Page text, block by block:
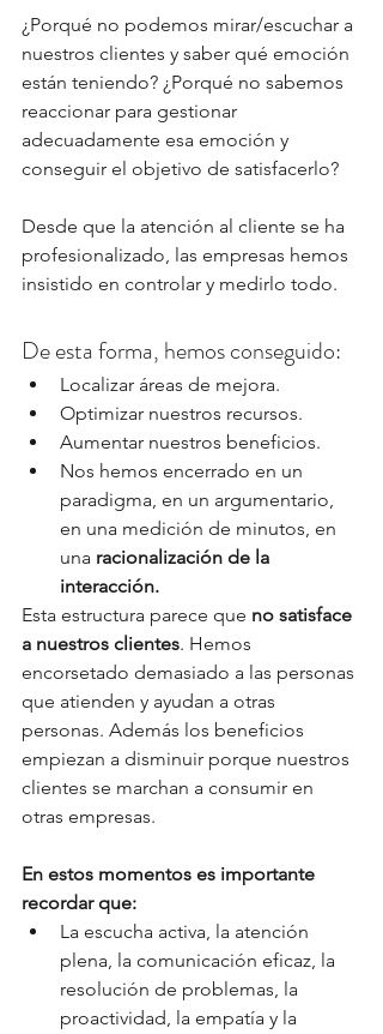
¿Porqué no podemos mirar/escuchar a
nuestros clientes y saber qué emoción
están teniendo? ¿Porqué no sabemos
reaccionar para gestionar
adecuadamente esa emoción y
conseguir el objetivo de satisfacerlo?
Desde que la atención al cliente se ha
profesionalizado, las empresas hemos
insistido en controlar y medirlo todo.
De esta forma, hemos conseguido:
Localizar áreas de mejora.
Optimizar nuestros recursos.
Aumentar nuestros beneficios.
Nos hemos encerrado en un
paradigma, en un argumentario,
en una medición de minutos, en
una racionalización de la
interacción.
Esta estructura parece que no satisface
a nuestros clientes. Hemos
encorsetado demasiado a las personas
que atienden y ayudan a otras
personas. Además los beneficios
empiezan a disminuir porque nuestros
clientes se marchan a consumir en
otras empresas.
En estos momentos es importante
recordar que:
La escucha activa, la atención
plena, la comunicación eficaz, la
resolución de problemas, la
proactividad, la empatía y la